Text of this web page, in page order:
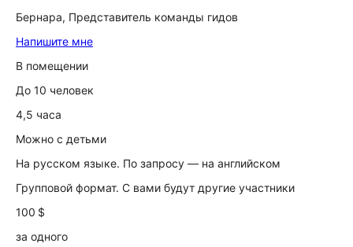
Бернара, Представитель команды гидов
Напишите мне
В помещении
До 10 человек
4,5 часа
Можно с детьми
На русском языке. По запросу — на английском
Групповой формат. С вами будут другие участники
100 $
за одного